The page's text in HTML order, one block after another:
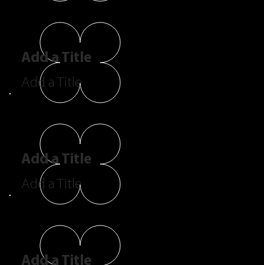
Add a Title
Add a Title
Add a Title
Add a Title
Add a Title